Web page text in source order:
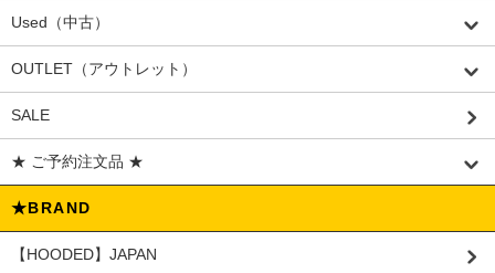
Used（中古）
OUTLET（アウトレット）
SALE
★ ご予約注文品 ★
★BRAND
【HOODED】JAPAN